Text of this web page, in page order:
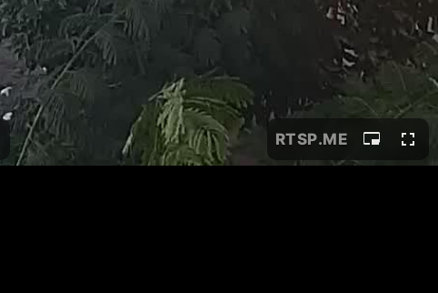
RTSP.ME